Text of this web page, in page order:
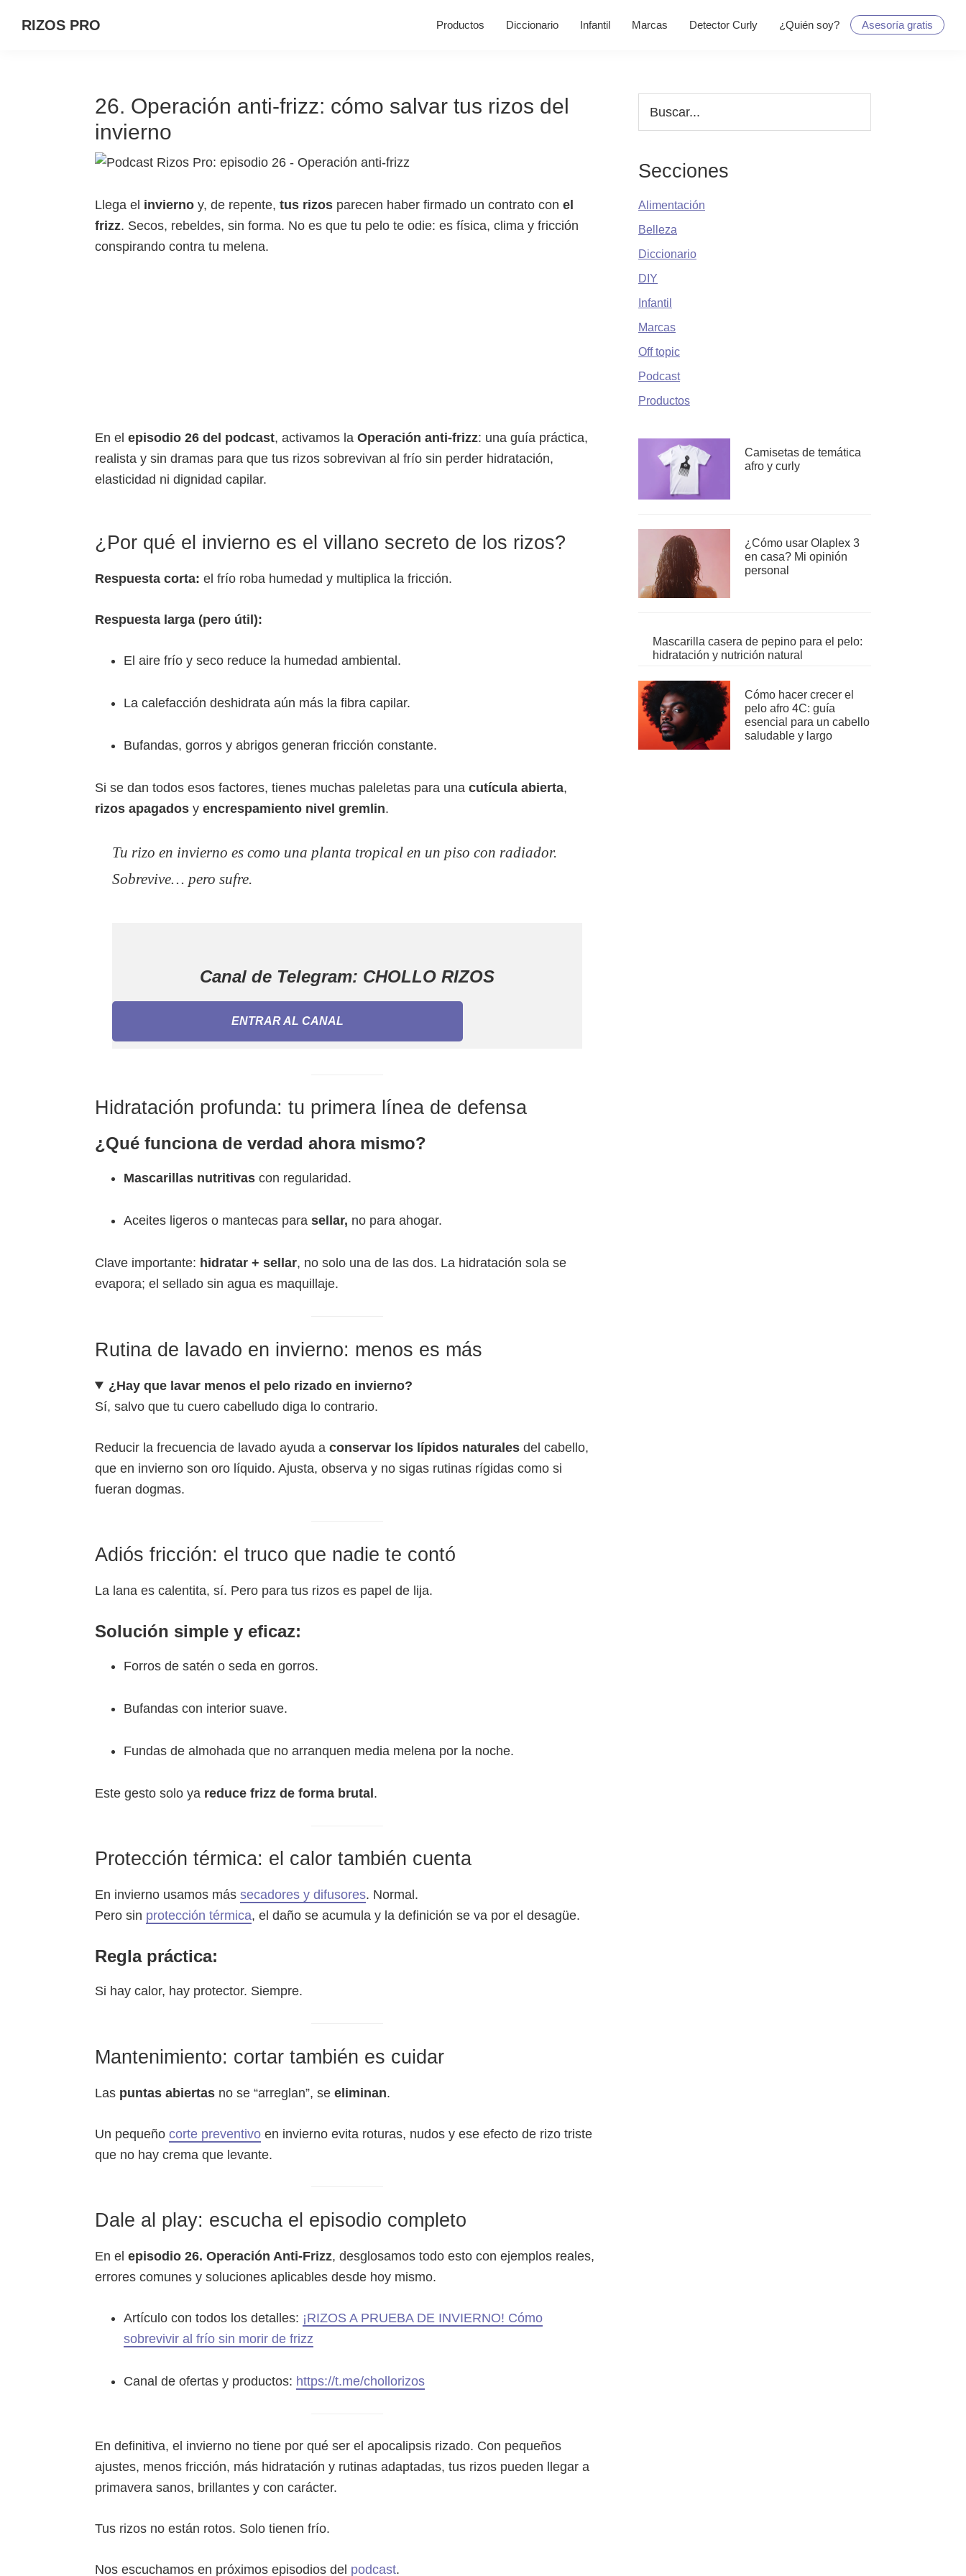
RIZOS PRO Productos Diccionario Infantil Marcas Detector Curly ¿Quién soy? Asesoría gratis
26. Operación anti-frizz: cómo salvar tus rizos del
invierno
Llega el invierno y, de repente, tus rizos parecen haber firmado un contrato con el
frizz. Secos, rebeldes, sin forma. No es que tu pelo te odie: es física, clima y fricción
conspirando contra tu melena.
En el episodio 26 del podcast, activamos la Operación anti-frizz: una guía práctica,
realista y sin dramas para que tus rizos sobrevivan al frío sin perder hidratación,
elasticidad ni dignidad capilar.
¿Por qué el invierno es el villano secreto de los rizos?
Respuesta corta: el frío roba humedad y multiplica la fricción.
Respuesta larga (pero útil):
El aire frío y seco reduce la humedad ambiental.
La calefacción deshidrata aún más la fibra capilar.
Bufandas, gorros y abrigos generan fricción constante.
Si se dan todos esos factores, tienes muchas paleletas para una cutícula abierta,
rizos apagados y encrespamiento nivel gremlin.
Tu rizo en invierno es como una planta tropical en un piso con radiador.
Sobrevive… pero sufre.
Canal de Telegram: CHOLLO RIZOS
ENTRAR AL CANAL
Hidratación profunda: tu primera línea de defensa
¿Qué funciona de verdad ahora mismo?
Mascarillas nutritivas con regularidad.
Aceites ligeros o mantecas para sellar, no para ahogar.
Clave importante: hidratar + sellar, no solo una de las dos. La hidratación sola se
evapora; el sellado sin agua es maquillaje.
Rutina de lavado en invierno: menos es más
¿Hay que lavar menos el pelo rizado en invierno?
Sí, salvo que tu cuero cabelludo diga lo contrario.
Reducir la frecuencia de lavado ayuda a conservar los lípidos naturales del cabello,
que en invierno son oro líquido. Ajusta, observa y no sigas rutinas rígidas como si
fueran dogmas.
Adiós fricción: el truco que nadie te contó
La lana es calentita, sí. Pero para tus rizos es papel de lija.
Solución simple y eficaz:
Forros de satén o seda en gorros.
Bufandas con interior suave.
Fundas de almohada que no arranquen media melena por la noche.
Este gesto solo ya reduce frizz de forma brutal .
Protección térmica: el calor también cuenta
En invierno usamos más secadores y difusores. Normal.
Pero sin protección térmica, el daño se acumula y la definición se va por el desagüe.
Regla práctica:
Si hay calor, hay protector. Siempre.
Mantenimiento: cortar también es cuidar
Las puntas abiertas no se “arreglan”, se eliminan.
Un pequeño corte preventivo en invierno evita roturas, nudos y ese efecto de rizo triste
que no hay crema que levante.
Dale al play: escucha el episodio completo
En el episodio 26. Operación Anti-Frizz, desglosamos todo esto con ejemplos reales,
errores comunes y soluciones aplicables desde hoy mismo.
Artículo con todos los detalles: ¡RIZOS A PRUEBA DE INVIERNO! Cómo
sobrevivir al frío sin morir de frizz
Canal de ofertas y productos: https://t.me/chollorizos
En definitiva, el invierno no tiene por qué ser el apocalipsis rizado. Con pequeños
ajustes, menos fricción, más hidratación y rutinas adaptadas, tus rizos pueden llegar a
primavera sanos, brillantes y con carácter.
Tus rizos no están rotos. Solo tienen frío.
Nos escuchamos en próximos episodios del podcast.
Barra
lateral
Secciones
Alimentación
Belleza
Diccionario
DIY
Infantil
Marcas
Off topic
Podcast
Productos
Camisetas de temática
afro y curly
¿Cómo usar Olaplex 3
en casa? Mi opinión
personal
Mascarilla casera de pepino para el pelo:
hidratación y nutrición natural
Cómo hacer crecer el
pelo afro 4C: guía
esencial para un cabello
saludable y largo